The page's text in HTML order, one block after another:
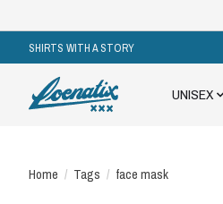
SHIRTS WITH A STORY
UNISEX
Home / Tags / face mask